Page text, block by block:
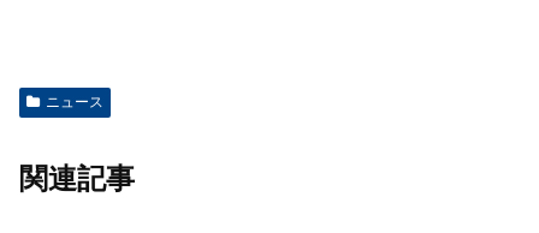
ニュース
関連記事